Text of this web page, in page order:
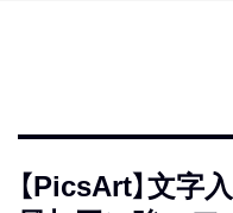
【PicsArt】文字